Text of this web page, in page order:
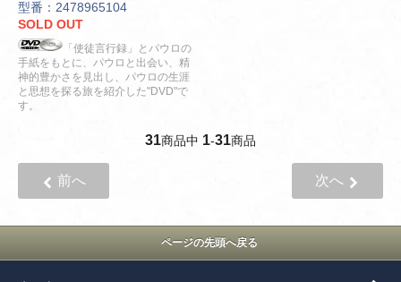
型番：2478965104
SOLD OUT
「使徒言行録」とパウロの
手紙をもとに、パウロと出会い、精
神的豊かさを見出し、パウロの生涯
と思想を探る旅を紹介した"DVD"で
す。
31商品中 1-31商品
前へ 次へ
ページの先頭へ戻る